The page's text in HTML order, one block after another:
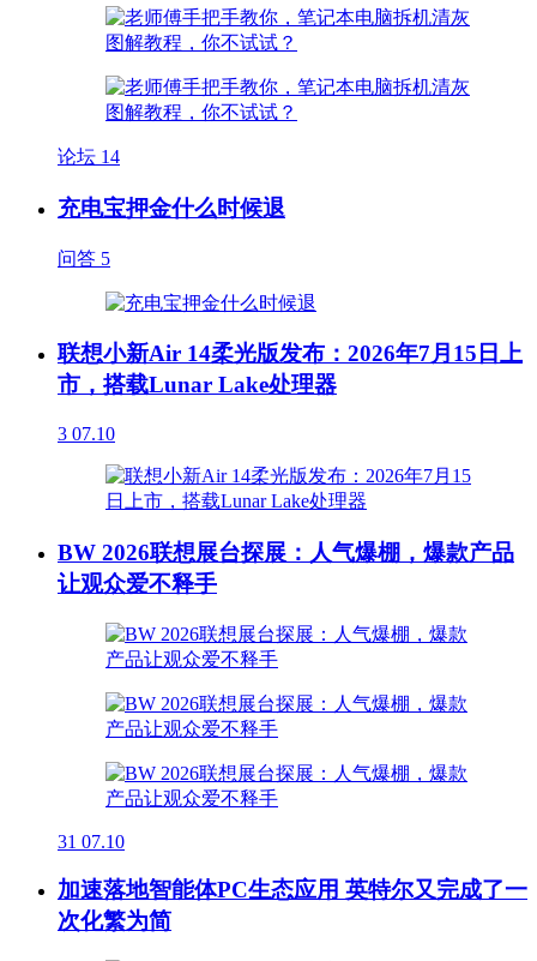
论坛 14
充电宝押金什么时候退
问答 5
联想小新Air 14柔光版发布：2026年7月15日上
市，搭载Lunar Lake处理器
3 07.10
BW 2026联想展台探展：人气爆棚，爆款产品
让观众爱不释手
31 07.10
加速落地智能体PC生态应用 英特尔又完成了一
次化繁为简